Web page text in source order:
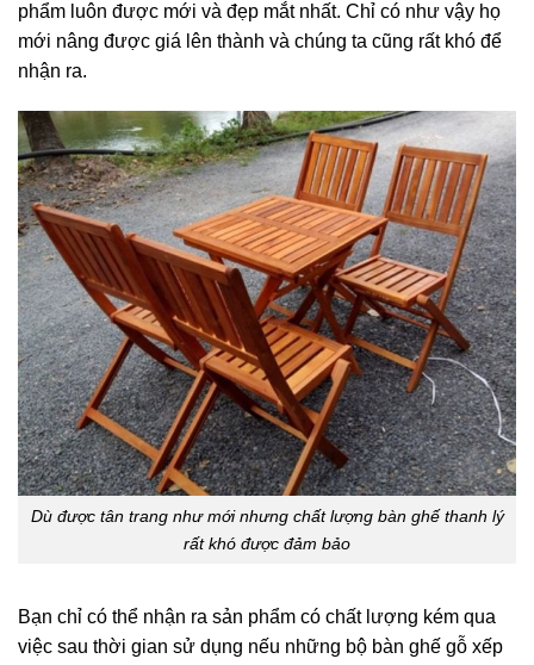
phẩm luôn được mới và đẹp mắt nhất. Chỉ có như vậy họ
mới nâng được giá lên thành và chúng ta cũng rất khó để
nhận ra.
Dù được tân trang như mới nhưng chất lượng bàn ghế thanh lý
rất khó được đảm bảo
Bạn chỉ có thể nhận ra sản phẩm có chất lượng kém qua
việc sau thời gian sử dụng nếu những bộ bàn ghế gỗ xếp